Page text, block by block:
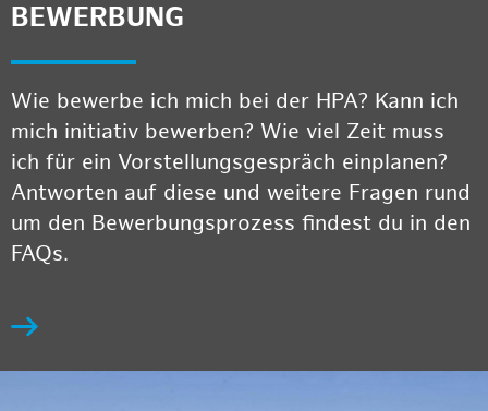
BEWERBUNG
Wie bewerbe ich mich bei der HPA? Kann ich
mich initiativ bewerben? Wie viel Zeit muss
ich für ein Vorstellungsgespräch einplanen?
Antworten auf diese und weitere Fragen rund
um den Bewerbungsprozess findest du in den
FAQs.